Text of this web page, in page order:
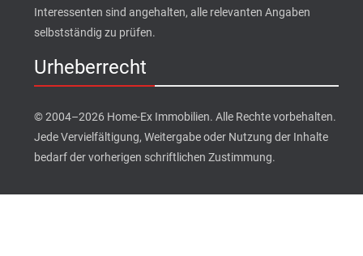
Interessenten sind angehalten, alle relevanten Angaben
selbstständig zu prüfen.
Urheberrecht
© 2004–2026 Home-Ex Immobilien. Alle Rechte vorbehalten.
Jede Vervielfältigung, Weitergabe oder Nutzung der Inhalte
bedarf der vorherigen schriftlichen Zustimmung.